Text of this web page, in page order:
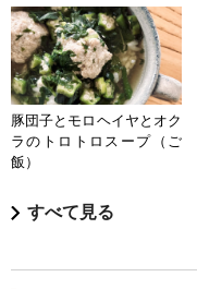
豚団子とモロヘイヤとオク
ラのトロトロスープ（ご
飯）
すべて見る